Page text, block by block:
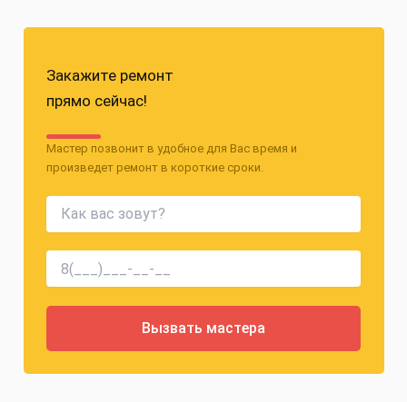
Закажите ремонт
прямо сейчас!
Мастер позвонит в удобное для Вас время и
произведет ремонт в короткие сроки.